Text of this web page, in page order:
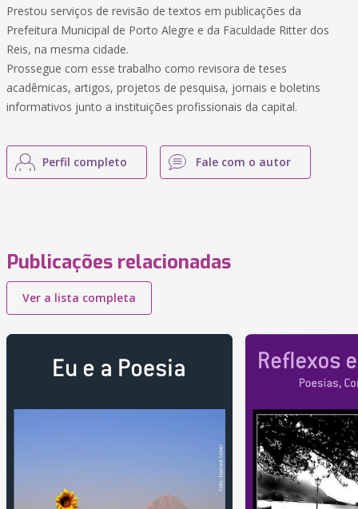
Prestou serviços de revisão de textos em publicações da
Prefeitura Municipal de Porto Alegre e da Faculdade Ritter dos
Reis, na mesma cidade.
Prossegue com esse trabalho como revisora de teses
acadêmicas, artigos, projetos de pesquisa, jornais e boletins
informativos junto a instituições profissionais da capital.
Perfil completo Fale com o autor
Publicações relacionadas
Ver a lista completa